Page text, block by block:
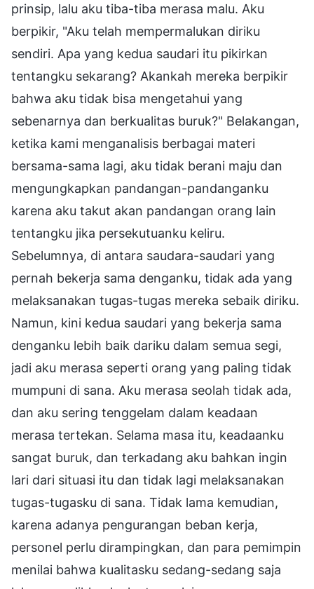
prinsip, lalu aku tiba-tiba merasa malu. Aku
berpikir, "Aku telah mempermalukan diriku
sendiri. Apa yang kedua saudari itu pikirkan
tentangku sekarang? Akankah mereka berpikir
bahwa aku tidak bisa mengetahui yang
sebenarnya dan berkualitas buruk?" Belakangan,
ketika kami menganalisis berbagai materi
bersama-sama lagi, aku tidak berani maju dan
mengungkapkan pandangan-pandanganku
karena aku takut akan pandangan orang lain
tentangku jika persekutuanku keliru.
Sebelumnya, di antara saudara-saudari yang
pernah bekerja sama denganku, tidak ada yang
melaksanakan tugas-tugas mereka sebaik diriku.
Namun, kini kedua saudari yang bekerja sama
denganku lebih baik dariku dalam semua segi,
jadi aku merasa seperti orang yang paling tidak
mumpuni di sana. Aku merasa seolah tidak ada,
dan aku sering tenggelam dalam keadaan
merasa tertekan. Selama masa itu, keadaanku
sangat buruk, dan terkadang aku bahkan ingin
lari dari situasi itu dan tidak lagi melaksanakan
tugas-tugasku di sana. Tidak lama kemudian,
karena adanya pengurangan beban kerja,
personel perlu dirampingkan, dan para pemimpin
menilai bahwa kualitasku sedang-sedang saja